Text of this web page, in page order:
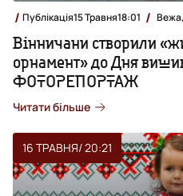
Публікація15 Травня18:01 Вежа,
Вінничани створили
орнамент» до Дня
ФОТОРЕПОРТАЖ
Читати більше
16 ТРАВНЯ/ 20:21